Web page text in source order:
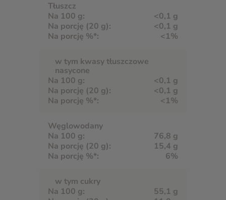
Tłuszcz
<0,1 g
<0,1 g
<1%
w tym kwasy tłuszczowe
nasycone
<0,1 g
<0,1 g
<1%
Węglowodany
76,8 g
15,4 g
6%
w tym cukry
55,1 g